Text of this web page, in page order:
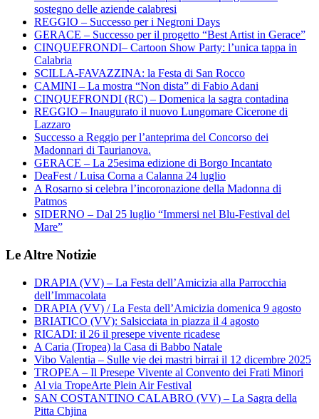
sostegno delle aziende calabresi
REGGIO – Successo per i Negroni Days
GERACE – Successo per il progetto “Best Artist in Gerace”
CINQUEFRONDI– Cartoon Show Party: l’unica tappa in
Calabria
SCILLA-FAVAZZINA: la Festa di San Rocco
CAMINI – La mostra “Non dista” di Fabio Adani
CINQUEFRONDI (RC) – Domenica la sagra contadina
REGGIO – Inaugurato il nuovo Lungomare Cicerone di
Lazzaro
Successo a Reggio per l’anteprima del Concorso dei
Madonnari di Taurianova.
GERACE – La 25esima edizione di Borgo Incantato
DeaFest / Luisa Corna a Calanna 24 luglio
A Rosarno si celebra l’incoronazione della Madonna di
Patmos
SIDERNO – Dal 25 luglio “Immersi nel Blu-Festival del
Mare”
Le Altre Notizie
DRAPIA (VV) – La Festa dell’Amicizia alla Parrocchia
dell’Immacolata
DRAPIA (VV) / La Festa dell’Amicizia domenica 9 agosto
BRIATICO (VV): Salsicciata in piazza il 4 agosto
RICADI: il 26 il presepe vivente ricadese
A Caria (Tropea) la Casa di Babbo Natale
Vibo Valentia – Sulle vie dei mastri birrai il 12 dicembre 2025
TROPEA – Il Presepe Vivente al Convento dei Frati Minori
Al via TropeArte Plein Air Festival
SAN COSTANTINO CALABRO (VV) – La Sagra della
Pitta Chjina